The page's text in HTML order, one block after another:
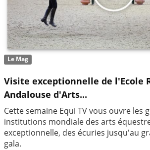
Le Mag
Visite exceptionnelle de l'Ecole
Andalouse d'Arts...
Cette semaine Equi TV vous ouvre les
institutions mondiale des arts
exceptionnelle, des écuries jusqu'au
gala.